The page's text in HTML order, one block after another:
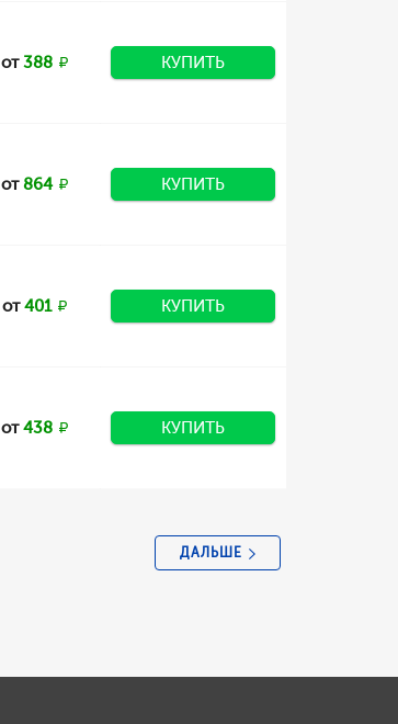
от388 КУПИТЬ
от864 КУПИТЬ
от401 КУПИТЬ
от438 КУПИТЬ
ДАЛЬШЕ